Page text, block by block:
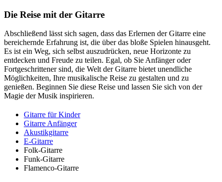
Die Reise mit der Gitarre
Abschließend lässt sich sagen, dass das Erlernen der Gitarre eine
bereichernde Erfahrung ist, die über das bloße Spielen hinausgeht.
Es ist ein Weg, sich selbst auszudrücken, neue Horizonte zu
entdecken und Freude zu teilen. Egal, ob Sie Anfänger oder
Fortgeschrittener sind, die Welt der Gitarre bietet unendliche
Möglichkeiten, Ihre musikalische Reise zu gestalten und zu
genießen. Beginnen Sie diese Reise und lassen Sie sich von der
Magie der Musik inspirieren.
Gitarre für Kinder
Gitarre Anfänger
Akustikgitarre
E-Gitarre
Folk-Gitarre
Funk-Gitarre
Flamenco-Gitarre